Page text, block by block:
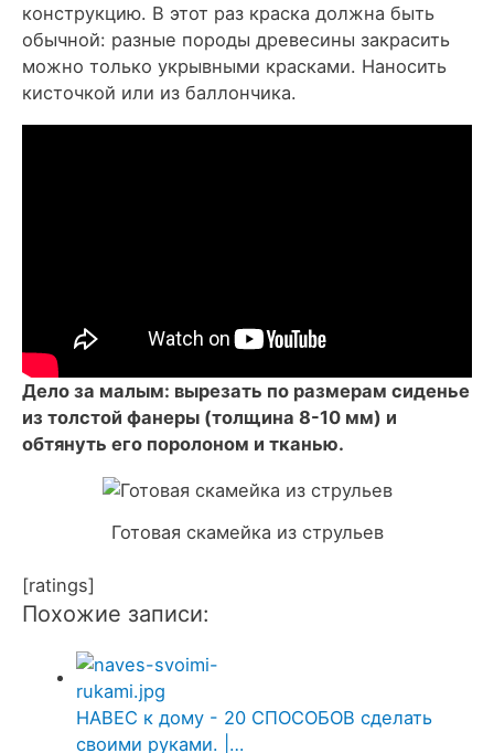
конструкцию. В этот раз краска должна быть
обычной: разные породы древесины закрасить
можно только укрывными красками. Наносить
кисточкой или из баллончика.
Дело за малым: вырезать по размерам сиденье
из толстой фанеры (толщина 8-10 мм) и
обтянуть его поролоном и тканью.
Готовая скамейка из струльев
[ratings]
Похожие записи:
НАВЕС к дому - 20 СПОСОБОВ сделать
своими руками. |…